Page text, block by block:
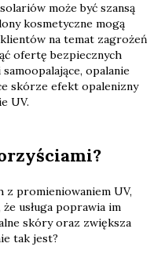
może być szansą
kosmetyczne mogą
na temat zagrożeń
ofertę bezpiecznych
opalanie
skórze efekt opalenizny
UV.
z promieniowaniem UV,
usługa poprawia im
skóry oraz zwiększa
tak jest?